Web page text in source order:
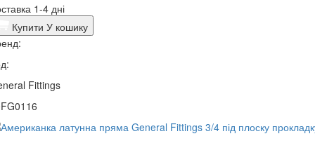
1-4 дні
Купити У кошику
Fittings